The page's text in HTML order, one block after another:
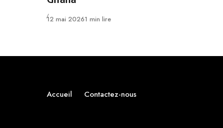
Publié
12 mai 20261 min lire
Accueil Contactez-nous